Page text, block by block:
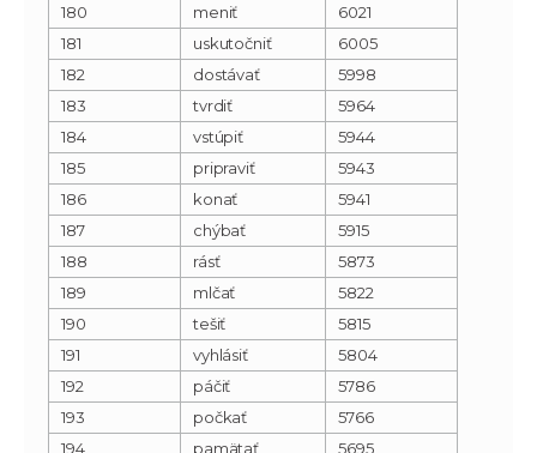
180
meniť
6021
181
uskutočniť
6005
182
dostávať
5998
183
tvrdiť
5964
184
vstúpiť
5944
185
pripraviť
5943
186
konať
5941
187
chýbať
5915
188
rásť
5873
189
mlčať
5822
190
tešiť
5815
191
vyhlásiť
5804
192
páčiť
5786
193
počkať
5766
194
pamätať 5695